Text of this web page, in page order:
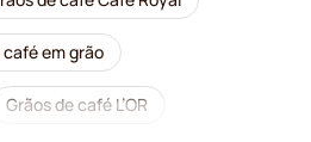
em grão
Grãos de café L’OR